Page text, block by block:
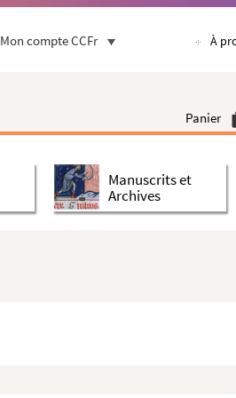
Mon compte CCFr À
Panier
Manuscrits et
Archives